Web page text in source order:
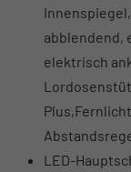
abblendend,
elektrisch
LED-